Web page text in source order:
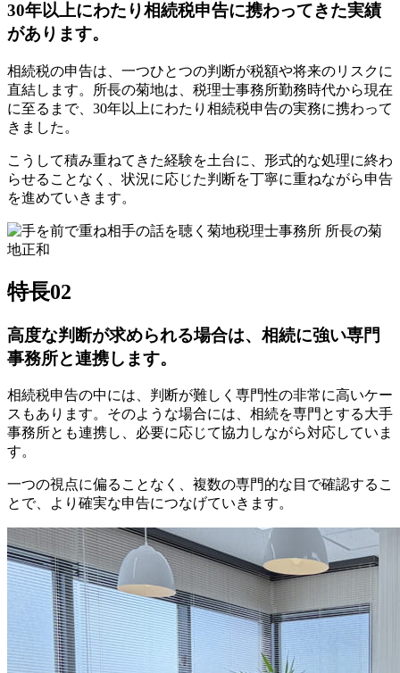
30年以上にわたり相続税申告に携わってきた実績
があります。
相続税の申告は、一つひとつの判断が税額や将来のリスクに
直結します。所長の菊地は、税理士事務所勤務時代から現在
に至るまで、30年以上にわたり相続税申告の実務に携わって
きました。
こうして積み重ねてきた経験を土台に、形式的な処理に終わ
らせることなく、状況に応じた判断を丁寧に重ねながら申告
を進めていきます。
特長02
高度な判断が求められる場合は、相続に強い専門
事務所と連携します。
相続税申告の中には、判断が難しく専門性の非常に高いケー
スもあります。そのような場合には、相続を専門とする大手
事務所とも連携し、必要に応じて協力しながら対応していま
す。
一つの視点に偏ることなく、複数の専門的な目で確認するこ
とで、より確実な申告につなげていきます。